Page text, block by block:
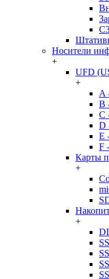
Носители
+
UFD
+
A
B
C
D
E
F
Карты
+
+